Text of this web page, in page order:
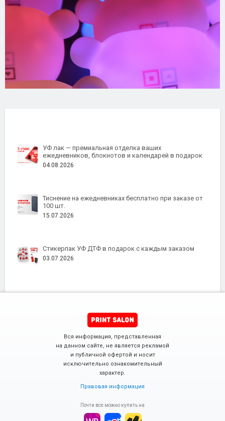
УФ лак — премиальная отделка ваших
ежедневников, блокнотов и календарей в подарок
04.08.2026
Тиснение на ежедневниках бесплатно при заказе от
100 шт.
15.07.2026
Стикерпак УФ ДТФ в подарок с каждым заказом
03.07.2026
Вся информация, представленная
на данном сайте, не является рекламой
и публичной офертой и носит
исключительно ознакомительный
характер.
Правовая информация
Почти все можно купить на